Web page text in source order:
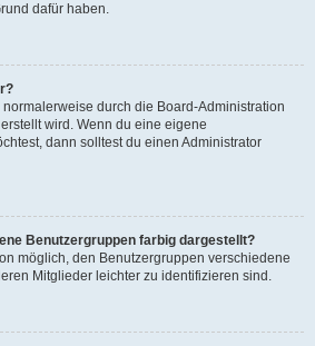
dafür haben.
durch die Board-Administration
wird. Wenn du eine eigene
dann solltest du einen Administrator
Benutzergruppen farbig dargestellt?
möglich, den Benutzergruppen verschiedene
Mitglieder leichter zu identifizieren sind.